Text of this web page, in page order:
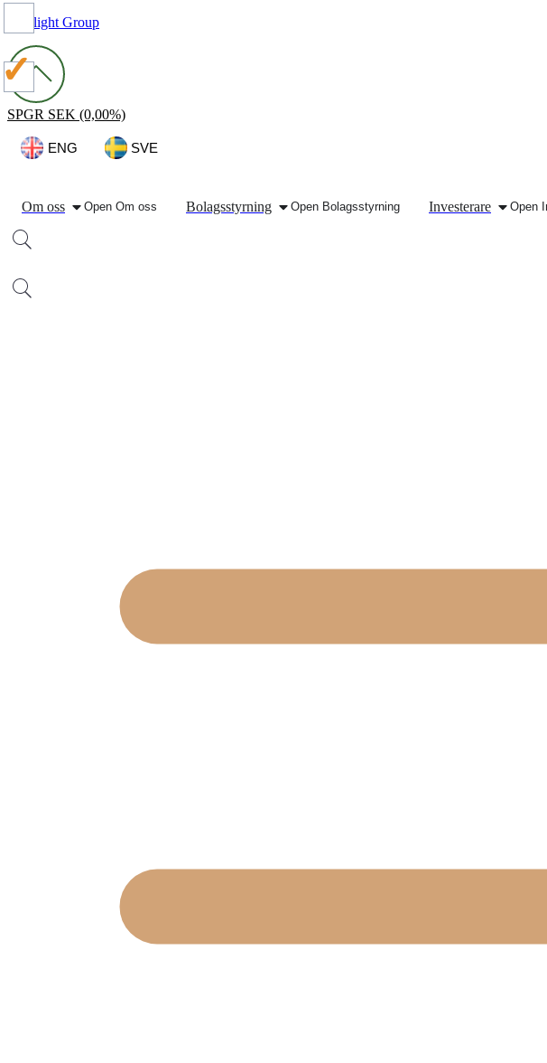
Spotlight Group
SPGR SEK (0,00%)
ENG SVE
Om oss Open Om oss Bolagsstyrning Open Bolagsstyrning Investerare Open